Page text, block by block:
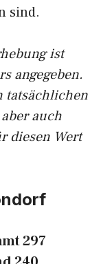
sind.
ist
angegeben.
tatsächlichen
auch
diesen Wert
297